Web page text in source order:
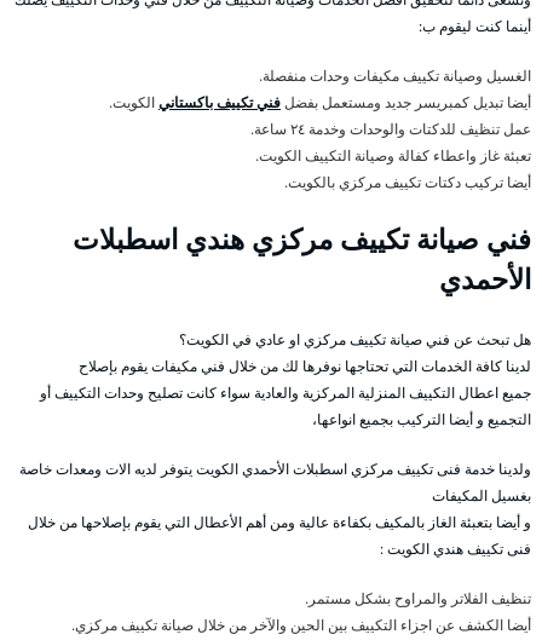
أينما كنت ليقوم ب:
الغسيل وصيانة تكييف مكيفات وحدات منفصلة.
أيضا تبديل كمبريسر جديد ومستعمل بفضلفني تكييف باكستانيالكويت.
عمل تنظيف للدكتات والوحدات وخدمة ٢٤ ساعة.
تعبئة غاز واعطاء كفالة وصيانة التكييف الكويت.
أيضا تركيب دكتات تكييف مركزي بالكويت.
فني صيانة تكييف مركزي هندي اسطبلات
الأحمدي
هل تبحث عن فني صيانة تكييف مركزي او عادي في الكويت؟
لدينا كافة الخدمات التي تحتاجها نوفرها لك من خلال فني مكيفات يقوم بإصلاح
جميع اعطال التكييف المنزلية المركزية والعادية سواء كانت تصليح وحدات التكييف أو
التجميع و أيضا التركيب بجميع انواعها،
ولدينا خدمة فنى تكييف مركزي اسطبلات الأحمدي الكويت يتوفر لديه الات ومعدات خاصة
بغسيل المكيفات
و أيضا بتعبئة الغاز بالمكيف بكفاءة عالية ومن أهم الأعطال التي يقوم بإصلاحها من خلال
فنى تكييف هندي الكويت :
تنظيف الفلاتر والمراوح بشكل مستمر.
أيضا الكشف عن اجزاء التكييف بين الحين والآخر من خلال صيانة تكييف مركزي.